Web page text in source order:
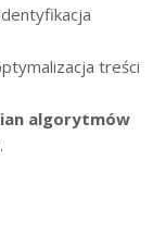
treści
algorytmów